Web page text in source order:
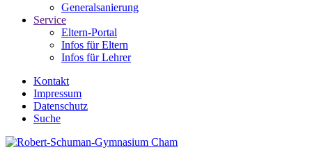
Generalsanierung
Service
Eltern-Portal
Infos für Eltern
Infos für Lehrer
Kontakt
Impressum
Datenschutz
Suche